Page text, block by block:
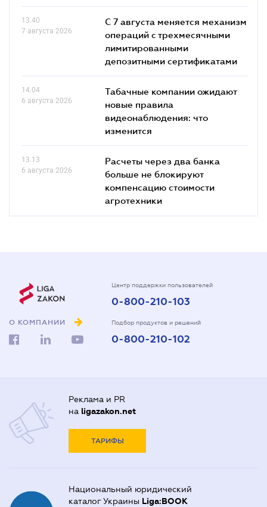
13.40
7 августа 2026
С 7 августа меняется механизм
операций с трехмесячными
лимитированными
депозитными сертификатами
14.04
6 августа 2026
Табачные компании ожидают
новые правила
видеонаблюдения: что
изменится
13.13
6 августа 2026
Расчеты через два банка
больше не блокируют
компенсацию стоимости
агротехники
О КОМПАНИИ
Центр поддержки пользователей
0-800-210-103
Подбор продуктов и решений
0-800-210-102
Реклама и PR
на ligazakon.net
ТАРИФЫ
Национальный юридический
каталог Украины Liga:BOOK